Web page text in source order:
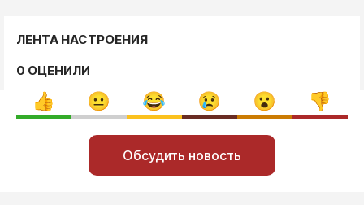
ЛЕНТА НАСТРОЕНИЯ
0 ОЦЕНИЛИ
Обсудить новость